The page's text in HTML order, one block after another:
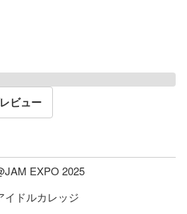
ビュー
EXPO 2025
イドルカレッジ